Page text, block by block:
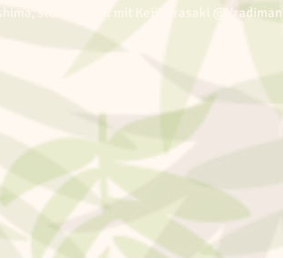
stolz erstellt mit Keiji Urasaki